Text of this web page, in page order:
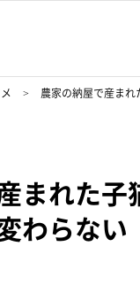
農家の納屋で産ま
まれた
わらな